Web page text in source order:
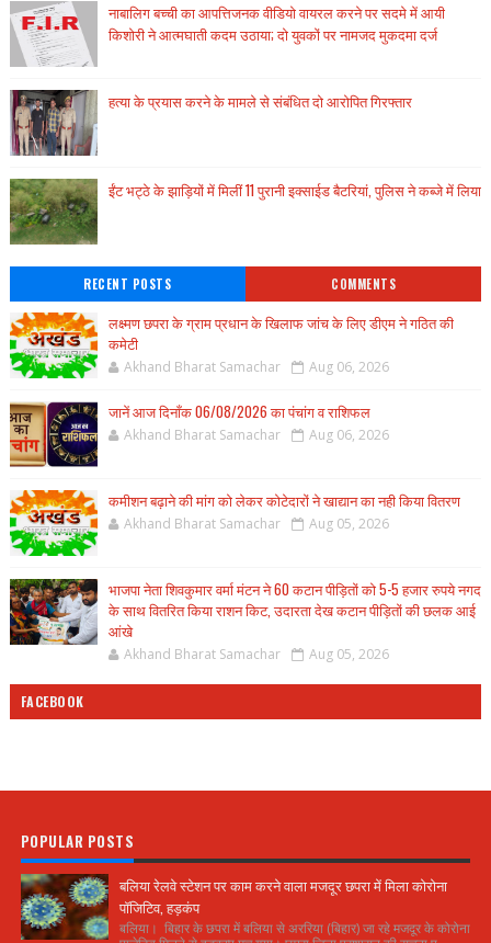
नाबालिग बच्ची का आपत्तिजनक वीडियो वायरल करने पर सदमे में आयी
किशोरी ने आत्मघाती कदम उठाया; दो युवकों पर नामजद मुकदमा दर्ज
हत्या के प्रयास करने के मामले से संबंधित दो आरोपित गिरफ्तार
ईंट भट्ठे के झाड़ियों में मिलीं 11 पुरानी इक्साईड बैटरियां, पुलिस ने कब्जे में लिया
RECENT POSTS COMMENTS
लक्ष्मण छपरा के ग्राम प्रधान के खिलाफ जांच के लिए डीएम ने गठित की
कमेटी
Akhand Bharat Samachar Aug 06, 2026
जानें आज दिनाँक 06/08/2026 का पंचांग व राशिफल
Akhand Bharat Samachar Aug 06, 2026
कमीशन बढ़ाने की मांग को लेकर कोटेदारों ने खाद्यान का नही किया वितरण
Akhand Bharat Samachar Aug 05, 2026
भाजपा नेता शिवकुमार वर्मा मंटन ने 60 कटान पीड़ितों को 5-5 हजार रुपये नगद
के साथ वितरित किया राशन किट, उदारता देख कटान पीड़ितों की छलक आई
आंखे
Akhand Bharat Samachar Aug 05, 2026
FACEBOOK
POPULAR POSTS
बलिया रेलवे स्टेशन पर काम करने वाला मजदूर छपरा में मिला कोरोना
पॉजिटिव, हड़कंप
बलिया। बिहार के छपरा में बलिया से अररिया (बिहार) जा रहे मजदूर के कोरोना